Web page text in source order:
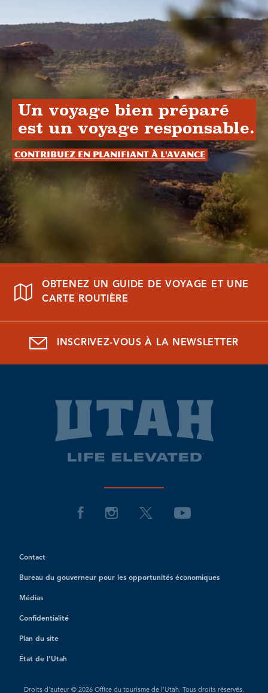
Un voyage bien préparé
est un voyage responsable.
Contribuez en planifiant à l'avance
OBTENEZ UN GUIDE DE VOYAGE ET UNE
CARTE ROUTIÈRE
INSCRIVEZ-VOUS À LA NEWSLETTER
Contact
Bureau du gouverneur pour les opportunités économiques
Médias
Confidentialité
Plan du site
État de l'Utah
Droits d'auteur © 2026 Office du tourisme de l'Utah. Tous droits réservés.